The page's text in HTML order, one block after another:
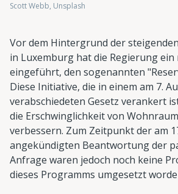
Scott Webb, Unsplash
Vor dem Hintergrund der
in Luxemburg hat die Regierung
eingeführt, den sogenannten
Diese Initiative, die in einem am 7.
verabschiedeten Gesetz verankert
die Erschwinglichkeit von
verbessern. Zum Zeitpunkt der am
angekündigten Beantwortung der
Anfrage waren jedoch noch keine
dieses Programms umgesetzt